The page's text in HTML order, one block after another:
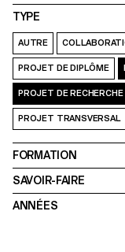
TYPE
AUTRE
PROJET DE DIPLÔME
PROJET DE RECHERCHE
PROJET TRANSVERSAL
FORMATION
SAVOIR-FAIRE
ANNÉES